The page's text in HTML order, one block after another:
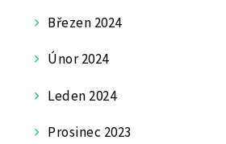
Březen 2024
Únor 2024
Leden 2024
Prosinec 2023